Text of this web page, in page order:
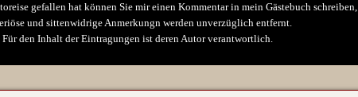
gefallen hat können Sie mir einen Kommentar in mein Gästebuch schreiben,
und sittenwidrige Anmerkungn werden unverzüglich entfernt.
Für den Inhalt der Eintragungen ist deren Autor verantwortlich.